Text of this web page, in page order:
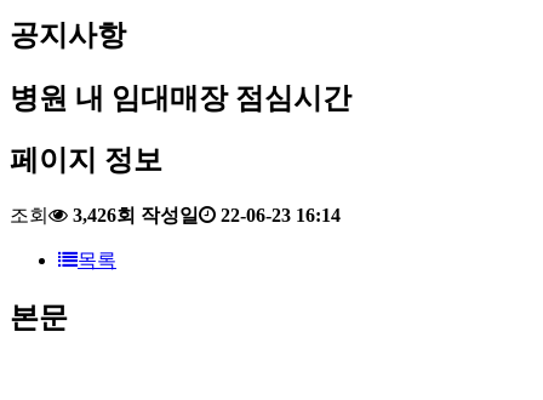
공지사항
병원 내 임대매장 점심시간
페이지 정보
조회 3,426회 작성일 22-06-23 16:14
목록
본문